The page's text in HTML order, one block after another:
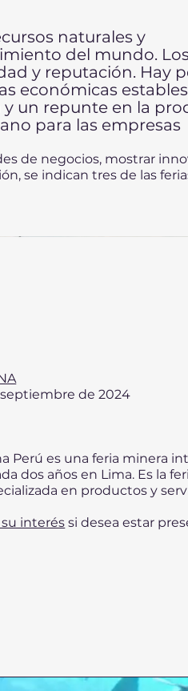
naturales y
del mundo. Los
y reputación. Hay
económicas
un repunte en la
para las empresas
de negocios, mostrar
se indican tres de las
septiembre de 2024
Perú es una feria minera
dos años en Lima. Es la
en productos y
interés si desea estar